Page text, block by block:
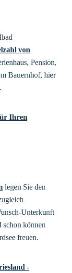
von
Pension,
Bauernhof, hier
legen Sie den
Unterkunft
schon können
freuen.